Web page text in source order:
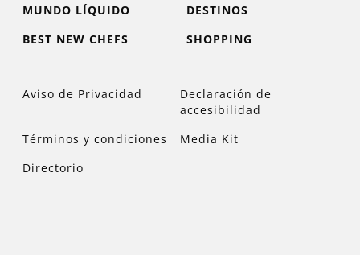
MUNDO LÍQUIDO
DESTINOS
BEST NEW CHEFS
SHOPPING
Aviso de Privacidad
Declaración de
accesibilidad
Términos y condiciones
Media Kit
Directorio